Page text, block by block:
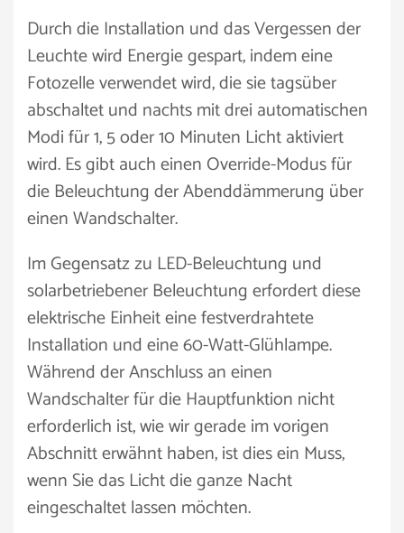
Durch die Installation und das Vergessen der
Leuchte wird Energie gespart, indem eine
Fotozelle verwendet wird, die sie tagsüber
abschaltet und nachts mit drei automatischen
Modi für 1, 5 oder 10 Minuten Licht aktiviert
wird. Es gibt auch einen Override-Modus für
die Beleuchtung der Abenddämmerung über
einen Wandschalter.
Im Gegensatz zu LED-Beleuchtung und
solarbetriebener Beleuchtung erfordert diese
elektrische Einheit eine festverdrahtete
Installation und eine 60-Watt-Glühlampe.
Während der Anschluss an einen
Wandschalter für die Hauptfunktion nicht
erforderlich ist, wie wir gerade im vorigen
Abschnitt erwähnt haben, ist dies ein Muss,
wenn Sie das Licht die ganze Nacht
eingeschaltet lassen möchten.